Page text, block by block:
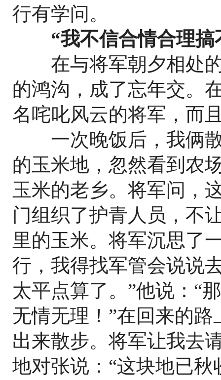
行有学问。
“我不信合情合理
在与将军朝夕相处的
的鸿沟，成了忘年交。
名咤叱风云的将军，而
一次晚饭后，我俩散
的玉米地，忽然看到农
玉米的老乡。将军问，
门组织了护青人员，不
里的玉米。将军沉思了
行，我得找军管会说说
太平点算了。”他说：“
无情无理！”在回来的
出来散步。将军让我去
地对张说：“这块地已